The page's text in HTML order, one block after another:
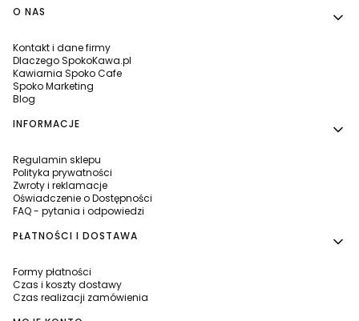
Linki w stopce
O NAS
Kontakt i dane firmy
Dlaczego SpokoKawa.pl
Kawiarnia Spoko Cafe
Spoko Marketing
Blog
INFORMACJE
Regulamin sklepu
Polityka prywatności
Zwroty i reklamacje
Oświadczenie o Dostępności
FAQ - pytania i odpowiedzi
PŁATNOŚCI I DOSTAWA
Formy płatności
Czas i koszty dostawy
Czas realizacji zamówienia